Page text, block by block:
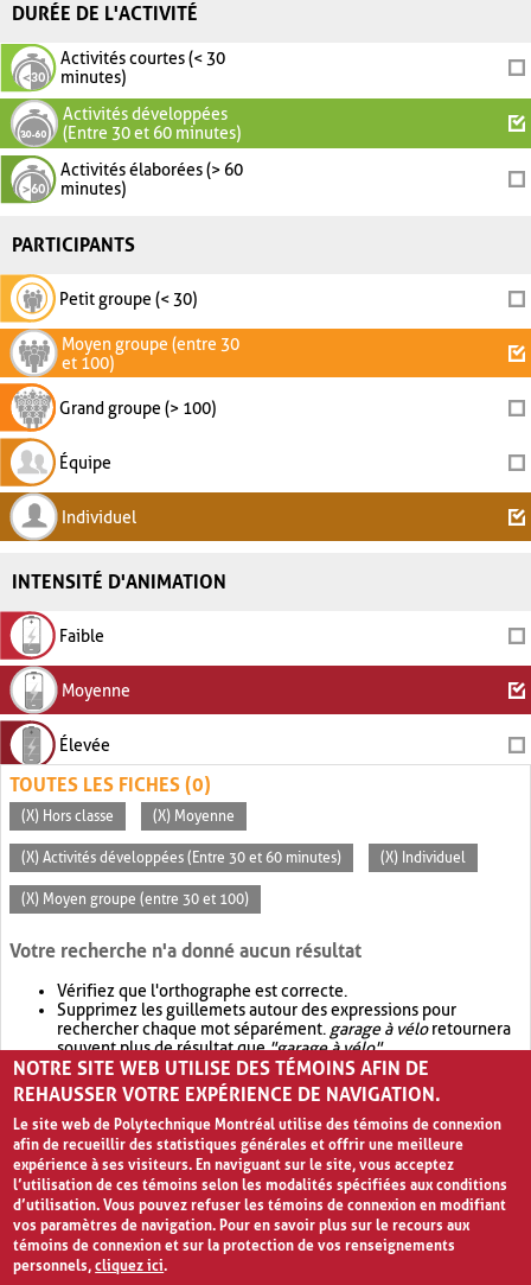
DURÉE DE L'ACTIVITÉ
Activités courtes (< 30
minutes)
Activités développées
(Entre 30 et 60 minutes)
Activités élaborées (> 60
minutes)
PARTICIPANTS
Petit groupe (< 30)
Moyen groupe (entre 30
et 100)
Grand groupe (> 100)
Équipe
Individuel
INTENSITÉ D'ANIMATION
Faible
Moyenne
Élevée
TOUTES LES FICHES (0)
(X) Hors classe (X) Moyenne
(X) Activités développées (Entre 30 et 60 minutes) (X) Individuel
(X) Moyen groupe (entre 30 et 100)
Votre recherche n'a donné aucun résultat
Vérifiez que l'orthographe est correcte.
Supprimez les guillemets autour des expressions pour
rechercher chaque mot séparément. garage à véloretournera
souvent plus de résultat que"garage à vélo".
Envisagez d'élargir votre recherche avec OR.garage OR vélo
retournera souvent plus de résultat quegarage à vélo
NOTRE SITE WEB UTILISE DES TÉMOINS AFIN DE
REHAUSSER VOTRE EXPÉRIENCE DE NAVIGATION.
Le site web de Polytechnique Montréal utilise des témoins de connexion
afin de recueillir des statistiques générales et offrir une meilleure
expérience à ses visiteurs. En naviguant sur le site, vous acceptez
l’utilisation de ces témoins selon les modalités spécifiées aux conditions
d’utilisation. Vous pouvez refuser les témoins de connexion en modifiant
vos paramètres de navigation. Pour en savoir plus sur le recours aux
témoins de connexion et sur la protection de vos renseignements
personnels,cliquez ici.